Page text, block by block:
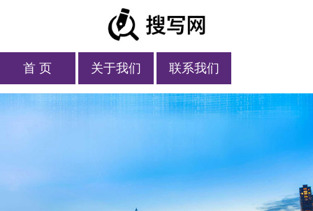
首 页 关于我们 联系我们